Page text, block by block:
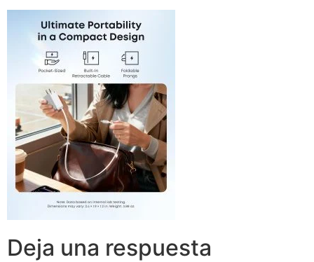
Deja una respuesta